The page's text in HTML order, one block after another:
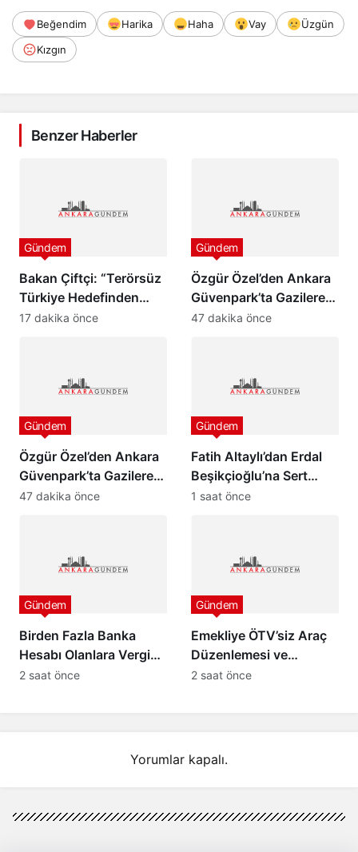
Beğendim Harika Haha Vay
Üzgün
Kızgın
Benzer Haberler
Bakan Çiftçi: “Terörsüz
Türkiye Hedefinden
Dönüş Yoktur”
Gündem
17 dakika önce
Özgür Özel’den Ankara
Güvenpark’ta Gazilere
Ziyaret ve “Çerçeve
Gündem
47 dakika önce
Özgür Özel’den Ankara
Güvenpark’ta Gazilere
Ziyaret ve “Çerçeve
Gündem
47 dakika önce
Fatih Altaylı’dan Erdal
Beşikçioğlu’na Sert
Tepki: “Siz Kamu
Gündem
1 saat önce
Birden Fazla Banka
Hesabı Olanlara Vergi
İncelemesi Uyarısı
Gündem
2 saat önce
Emekliye ÖTV’siz Araç
Düzenlemesi ve
Kapsamı (2026)
Gündem
2 saat önce
Yorumlar kapalı.